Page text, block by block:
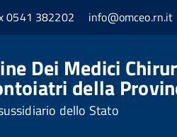
0541 382202 info@omceo.rn.it
Dei Medici
della
dello Stato